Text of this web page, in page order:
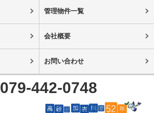
管理物件一覧
会社概要
お問い合わせ
079-442-0748